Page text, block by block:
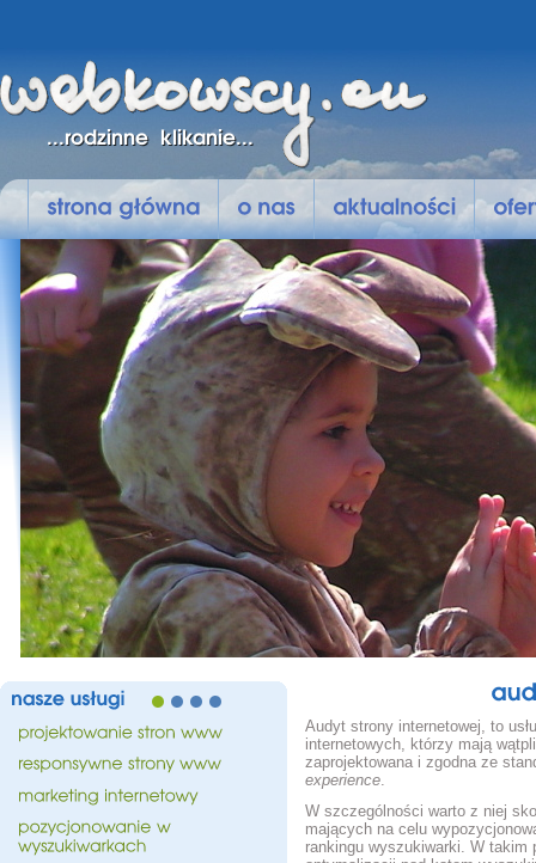
Audyt strony internetowej, to
internetowych, którzy mają
zaprojektowana i zgodna ze
experience.
W szczególności warto z niej
mających na celu
rankingu wyszukiwarki. W takim